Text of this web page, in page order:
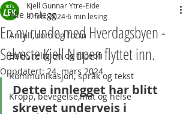
Alle innlegg
Antall, rom og form
Etikk, religion og filosofi
Kommunikasjon, språk og tekst
Kropp, bevegelse,mat og helse
En ny runde med Hverdagsbyen -
Selveste Kjell Nupen flyttet inn.
Kjell Gunnar Ytre-Eide
3. feb. 20246 min lesing
Oppdatert:24. mars 2024
Dette innlegget har blitt
skrevet underveis i